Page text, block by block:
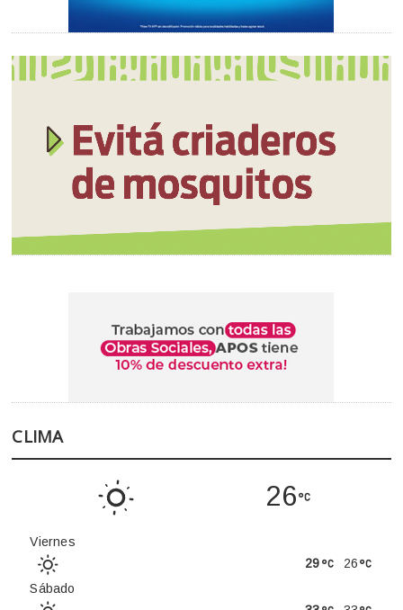
CLIMA
26
Viernes
26
29
Sábado